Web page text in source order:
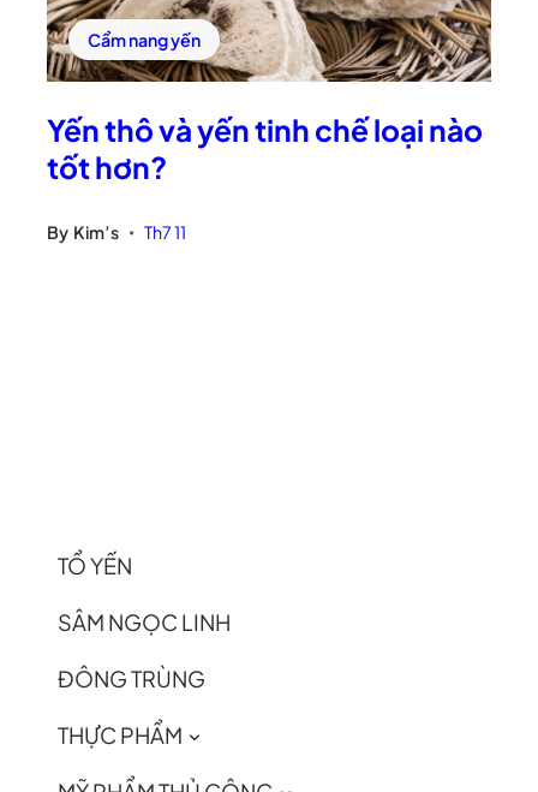
Cẩm nang yến
Yến thô và yến tinh chế loại nào
tốt hơn?
By Kim’s • Th7 11
TỔ YẾN
SÂM NGỌC LINH
ĐÔNG TRÙNG
THỰC PHẨM